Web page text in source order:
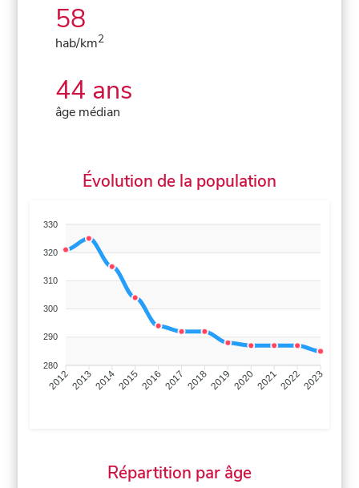
58
hab/km2
44 ans
âge médian
Évolution de la population
330
320
310
300
290
280
201220132014201520162017 20182019 2020202120222023
Répartition par âge